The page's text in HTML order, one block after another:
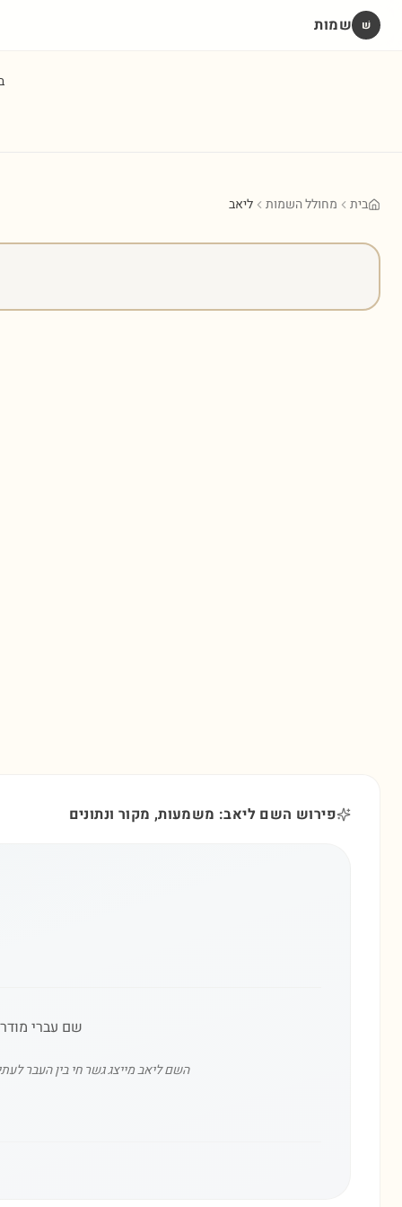
שׁ שמות
בית מחולל השמות ליאב
פירוש השם ליאב: משמעות, מקור ונתונים
שם עברי
השם ליאב מייצג גשר חי בין העבר